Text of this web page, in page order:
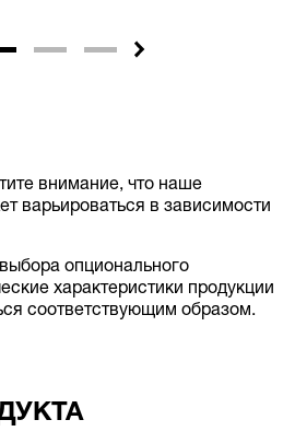
внимание, что наше
варьироваться в зависимости
опционального
характеристики продукции
соответствующим образом.